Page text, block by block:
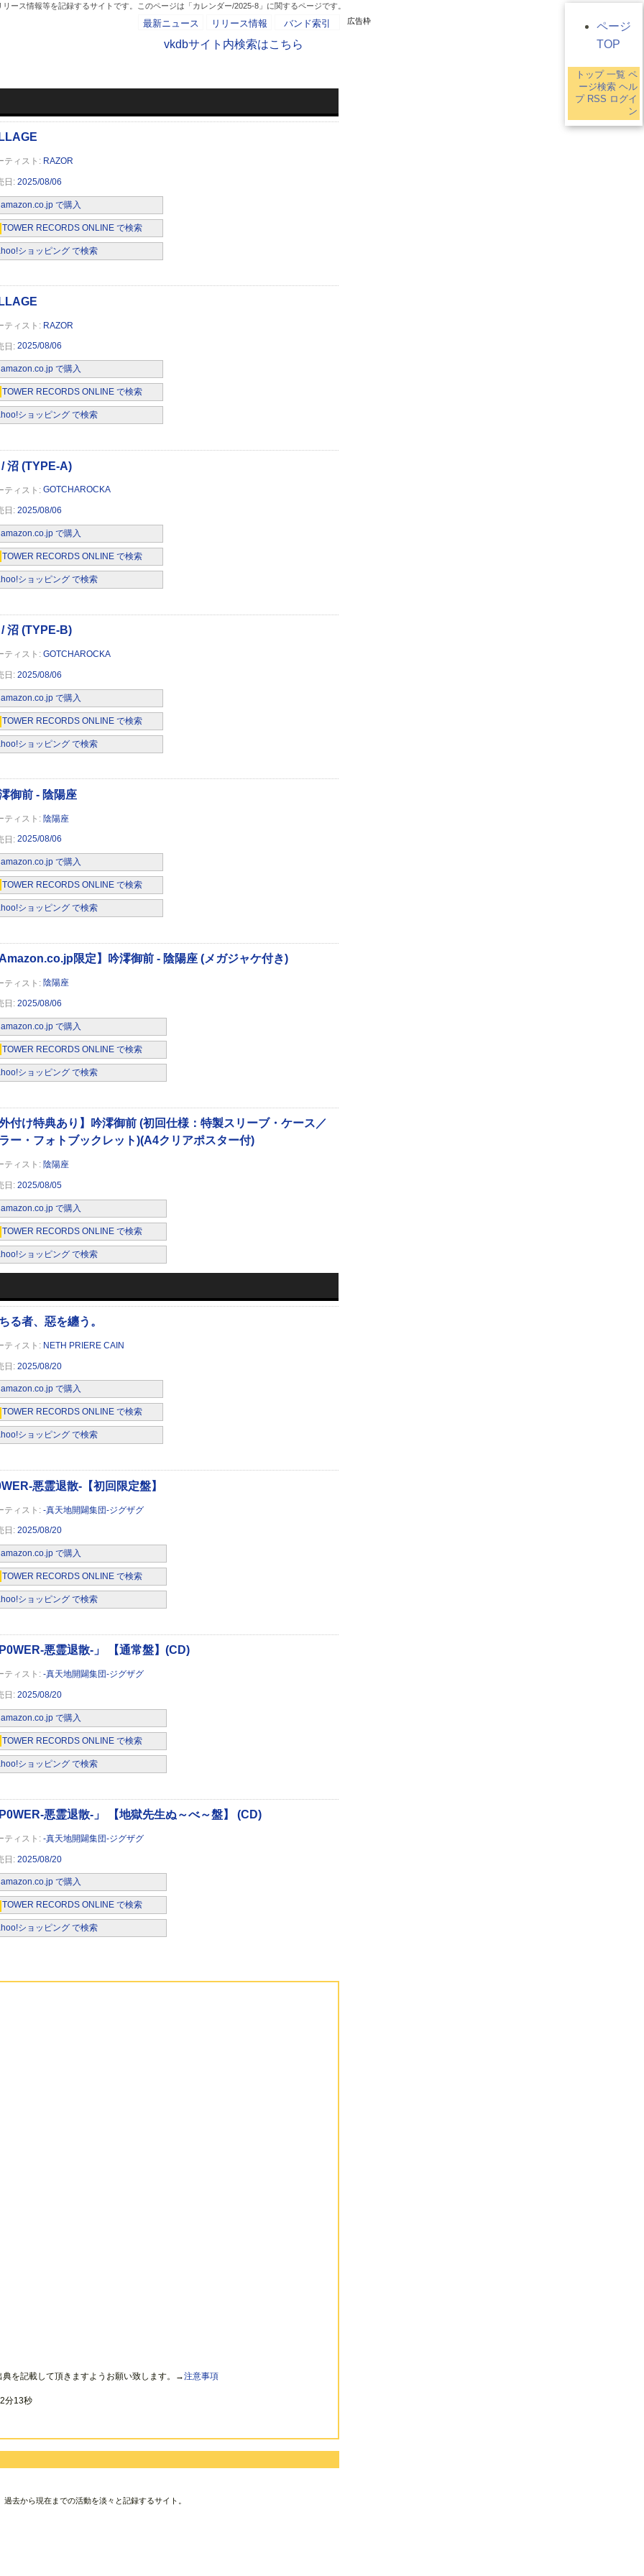
ス情報等を記録するサイトです。このページは「カレンダー/2025-8」に関するページです。
最新ニュース リリース情報 バンド索引
vkdbサイト内検索はこちら
- AD -
RAZOR
2025/08/06
amazon.co.jp で購入
TOWER RECORDS ONLINE で検索
ショッピング で検索
RAZOR
2025/08/06
amazon.co.jp で購入
TOWER RECORDS ONLINE で検索
ショッピング で検索
GOTCHAROCKA
2025/08/06
amazon.co.jp で購入
TOWER RECORDS ONLINE で検索
ショッピング で検索
GOTCHAROCKA
2025/08/06
amazon.co.jp で購入
TOWER RECORDS ONLINE で検索
ショッピング で検索
陰陽座
2025/08/06
amazon.co.jp で購入
TOWER RECORDS ONLINE で検索
ショッピング で検索
吟澪御前 - 陰陽座 (メガジャケ付き)
陰陽座
2025/08/06
amazon.co.jp で購入
TOWER RECORDS ONLINE で検索
ショッピング で検索
御前 (初回仕様：特製スリーブ・ケース／
レット)(A4クリアポスター付)
陰陽座
2025/08/05
amazon.co.jp で購入
TOWER RECORDS ONLINE で検索
ショッピング で検索
NETH PRIERE CAIN
2025/08/20
amazon.co.jp で購入
TOWER RECORDS ONLINE で検索
ショッピング で検索
回限定盤】
-真天地開闢集団-ジグザグ
2025/08/20
amazon.co.jp で購入
TOWER RECORDS ONLINE で検索
ショッピング で検索
-真天地開闢集団-ジグザグ
2025/08/20
amazon.co.jp で購入
TOWER RECORDS ONLINE で検索
ショッピング で検索
【地獄先生ぬ～べ～盤】 (CD)
-真天地開闢集団-ジグザグ
2025/08/20
amazon.co.jp で購入
TOWER RECORDS ONLINE で検索
ショッピング で検索
を記載して頂きますようお願い致します。→注意事項
分13秒
去から現在までの活動を淡々と記録するサイト。
広告枠
ページ
TOP
トップ 一覧 ペ
ージ検索 ヘル
プ RSS ログイ
ン